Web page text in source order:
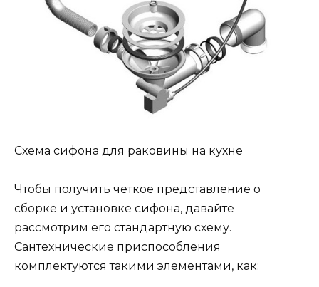
Схема сифона для раковины на кухне
Чтобы получить четкое представление о
сборке и установке сифона, давайте
рассмотрим его стандартную схему.
Сантехнические приспособления
комплектуются такими элементами, как: